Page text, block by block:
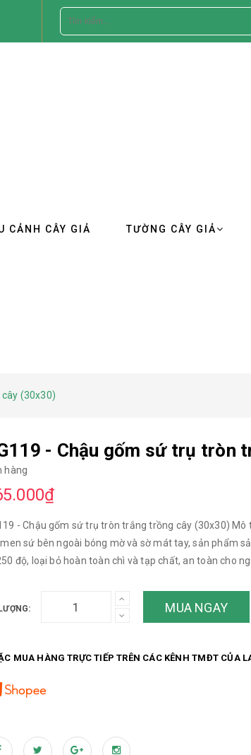
CẢNH CÂY GIẢ TƯỜNG CÂY GIẢ
(30x30)
- Chậu gốm sứ trụ tròn
hàng
- Chậu gốm sứ trụ tròn trắng trồng cây (30x30)
men sứ bên ngoài bóng mờ và sờ mát tay, sản phẩm
độ, loại bỏ hoàn toàn chì và tạp chất, an toàn cho
trang trí bàn làm việc, bàn học, trồng cây cảnh, cây
cảnh... Kích thước: - Đường kính miệng, đáy: 30cm -
61 phố Phạm Tuấn Tài (ngõ 445 Hoàng Quốc Việt),
(bán sỉ) FB: https://www.facebook.com/
bày sản phẩm cây trang trí Lan Decor
MUA NGAY
MUA HÀNG TRỰC TIẾP TRÊN CÁC KÊNH TMĐT CỦA